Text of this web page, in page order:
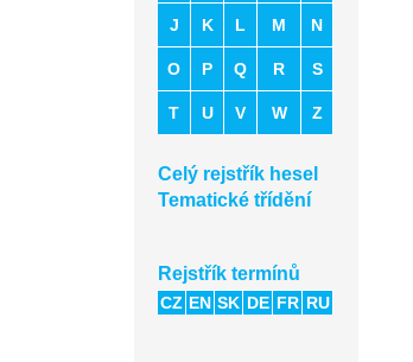
J K L M N
O P Q R S
T U V W Z
Celý rejstřík hesel
Tematické třídění
Rejstřík termínů
CZ EN SK DE FR RU